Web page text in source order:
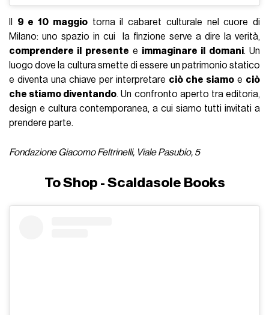
9 e 10 maggiotorna il cabaret culturale nel cuore di
Milano: uno spazio in cui la finzione serve a dire la verità,
comprendere il presente e immaginare il domani. Un
luogo dove la cultura smette di essere un patrimonio statico
e diventa una chiave per interpretare ciò che siamo e ciò
che stiamo diventando. Un confronto aperto tra editoria,
design e cultura contemporanea, a cui siamo tutti invitati a
prendere parte.
Fondazione Giacomo Feltrinelli, Viale Pasubio, 5
To Shop - Scaldasole Books